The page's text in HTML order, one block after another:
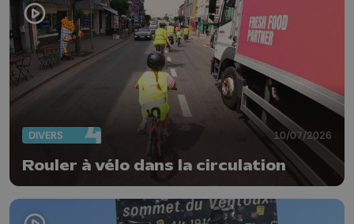
DIVERS 10/07/2026
Rouler à vélo dans la circulation